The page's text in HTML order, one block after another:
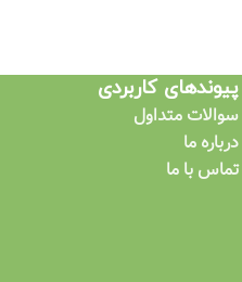
پیوندهای کاربردی​
سوالات متداول
درباره ما
تماس با ما